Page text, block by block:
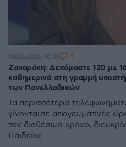
Ζαχαράκη: Δεχόμαστε 120 με
καθημερινά στη γραμμή
των Πανελλαδικών
Τα περισσότερα
γίνονται σε απογευματινές
τον διαθέσιμο χρόνο,
Παιδείας
04.06.2026, 10:06 4